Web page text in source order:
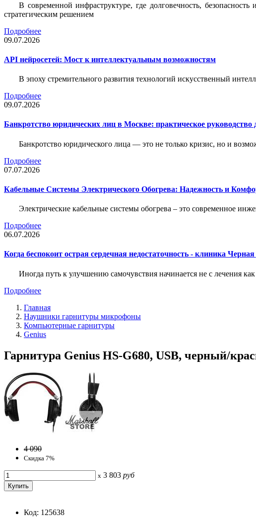
В современной инфраструктуре, где долговечность,
стратегическим решением
Подробнее
09.07.2026
API нейросетей: Мост к интеллектуальным возможностям
В эпоху стремительного развития технологий искусственный
Подробнее
09.07.2026
Банкротство юридических лиц в Москве: практическое руководство
Банкротство юридического лица — это не только кризис, но и
Подробнее
07.07.2026
Кабельные Системы Электрического Обогрева: Надежность и
Электрические кабельные системы обогрева – это современное
Подробнее
06.07.2026
Когда беспокоит острая сердечная недостаточность - клиника
Иногда путь к улучшению самочувствия начинается не с лечения
Подробнее
Главная
Наушники гарнитуры микрофоны
Компьютерные гарнитуры
Genius
Гарнитура Genius HS-G680, USB, черный/
4 090
Скидка 7%
x 3 803 руб
Код: 125638